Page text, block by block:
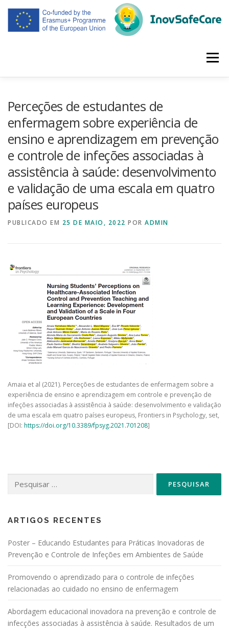
conteúdo
Menu
RESULTADOS INTELECTUAIS
PORTUGUÊS
Perceções de estudantes de
enfermagem sobre experiência de
ensino e aprendizagem em prevenção
e controle de infeções associadas à
assistência à saúde: desenvolvimento
e validação de uma escala em quatro
países europeus
PUBLICADO EM 25 DE MAIO, 2022 POR ADMIN
Amaia et al (2021). Perceções de estudantes de enfermagem sobre a
experiência de ensino e aprendizagem em controle e prevenção de
infeções associadas à assistência à saúde: desenvolvimento e validação
de uma escala em quatro países europeus, Frontiers in Psychology, set,
[DOI: https://doi.org/10.3389/fpsyg.2021.701208]
por:
ARTIGOS RECENTES
Poster – Educando Estudantes para Práticas Inovadoras de
Prevenção e Controle de Infeções em Ambientes de Saúde
Promovendo o aprendizado para o controle de infeções
relacionadas ao cuidado no ensino de enfermagem
Abordagem educacional inovadora na prevenção e controle de
infecções associadas à assistência à saúde. Resultados de um